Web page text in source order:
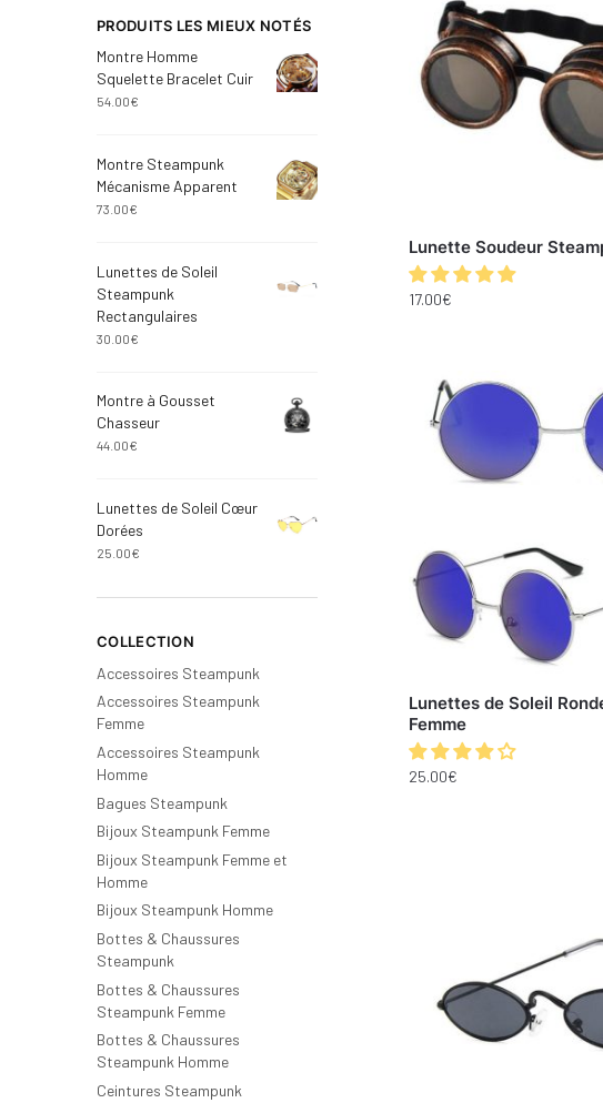
Lunette Soudeur
17.00€
Lunettes de Soleil
Femme
25.00€
PRODUITS LES MIEUX NOTÉS
Montre Homme
Squelette Bracelet Cuir
54.00€
Montre Steampunk
Mécanisme Apparent
73.00€
Lunettes de Soleil
Steampunk
Rectangulaires
30.00€
Montre à Gousset
Chasseur
44.00€
Lunettes de Soleil Cœur
Dorées
25.00€
COLLECTION
Accessoires Steampunk
Accessoires Steampunk
Femme
Accessoires Steampunk
Homme
Bagues Steampunk
Bijoux Steampunk Femme
Bijoux Steampunk Femme et
Homme
Bijoux Steampunk Homme
Bottes & Chaussures
Steampunk
Bottes & Chaussures
Steampunk Femme
Bottes & Chaussures
Steampunk Homme
Ceintures Steampunk